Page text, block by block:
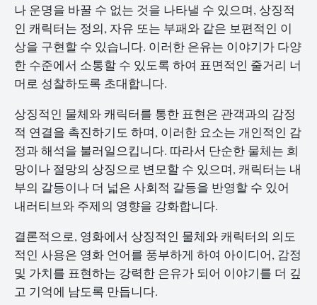
나 운명을 바꿀 수 없는 것을 나타낼 수 있으며, 상징적
인 캐릭터는 정의, 자유 또는 부패와 같은 보편적인 이
상을 구현할 수 있습니다. 이러한 은유는 이야기가 다양
한 수준에서 소통할 수 있도록 하여 표면적인 줄거리 너
머로 성찰하도록 초대합니다.
상징적인 물체와 캐릭터를 통한 표현은 관객과의 감정
적 연결을 촉진하기도 하며, 이러한 요소는 개인적인 감
정과 해석을 불러일으킵니다. 따라서 단순한 물체는 희
망이나 절망의 상징으로 변모할 수 있으며, 캐릭터는 내
부의 갈등이나 더 넓은 사회적 갈등을 반영할 수 있어
내러티브와 주제의 영향을 강화합니다.
결론적으로, 영화에서 상징적인 물체와 캐릭터의 의도
적인 사용은 영화 언어를 풍부하게 하여 아이디어, 감정
및 가치를 표현하는 강력한 은유가 되어 이야기를 더 깊
고 기억에 남도록 만듭니다.